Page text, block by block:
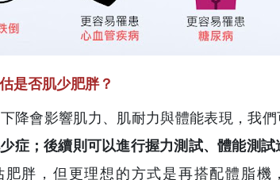
是否肌少肥胖？
降會影響肌力、肌耐力與體能表現，我
症；後續則可以進行握力測試、體能測試
肥胖，但更理想的方式是再搭配體脂機